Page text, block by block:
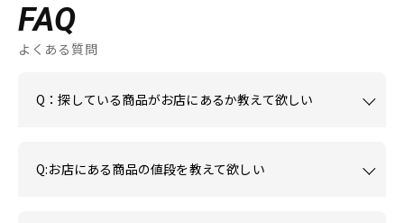
FAQ
よくある質問
Q：探している商品がお店にあるか教えて欲しい
Q:お店にある商品の値段を教えて欲しい